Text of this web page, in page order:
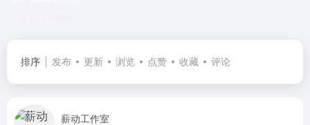
排序 发布 更新 浏览 点赞 收藏 评论
薪动工作室